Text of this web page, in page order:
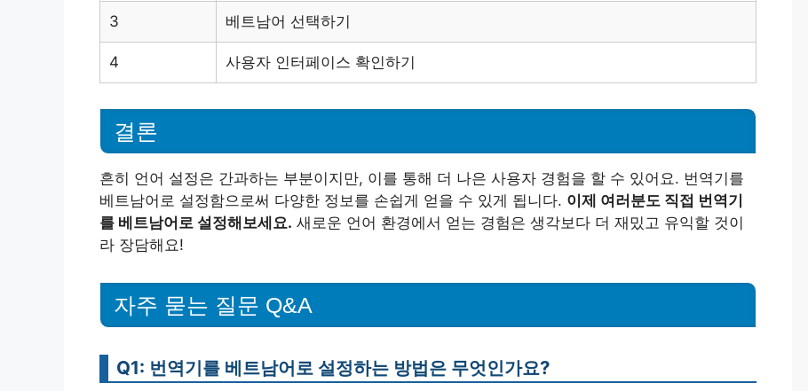
3 베트남어 선택하기
4 사용자 인터페이스 확인하기
결론
흔히 언어 설정은 간과하는 부분이지만, 이를 통해 더 나은 사용자 경험을 할 수 있어요. 번역기를
베트남어로 설정함으로써 다양한 정보를 손쉽게 얻을 수 있게 됩니다. 이제 여러분도 직접 번역기
를 베트남어로 설정해보세요. 새로운 언어 환경에서 얻는 경험은 생각보다 더 재밌고 유익할 것이
라 장담해요!
자주 묻는 질문 Q&A
Q1: 번역기를 베트남어로 설정하는 방법은 무엇인가요?